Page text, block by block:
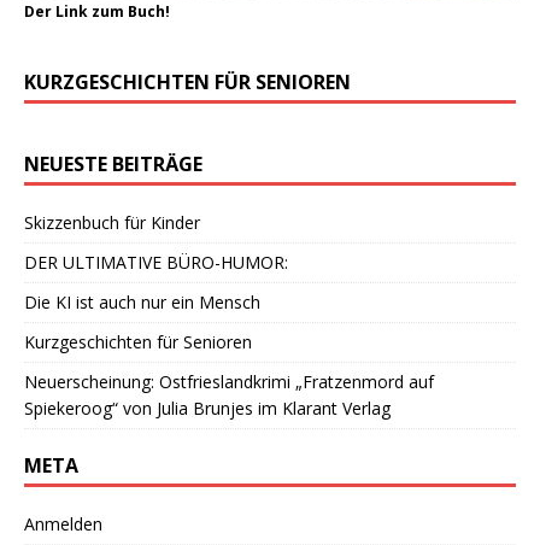
Der Link zum Buch!
KURZGESCHICHTEN FÜR SENIOREN
NEUESTE BEITRÄGE
Skizzenbuch für Kinder
DER ULTIMATIVE BÜRO-HUMOR:
Die KI ist auch nur ein Mensch
Kurzgeschichten für Senioren
Neuerscheinung: Ostfrieslandkrimi „Fratzenmord auf
Spiekeroog“ von Julia Brunjes im Klarant Verlag
META
Anmelden